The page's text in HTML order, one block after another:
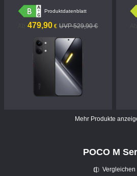
Produktdatenblatt
479,90 €
Current Price €479.9UVP 529,90 €
UVP 529,90 €
Mehr Produkte
POCO M
Vergleichen